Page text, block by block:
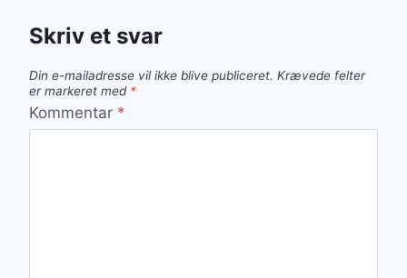
Skriv et svar
Din e-mailadresse vil ikke blive publiceret. Krævede felter
er markeret med *
Kommentar *